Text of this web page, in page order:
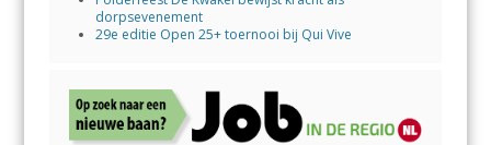
dorpsevenement
29e editie Open 25+ toernooi bij Qui Vive